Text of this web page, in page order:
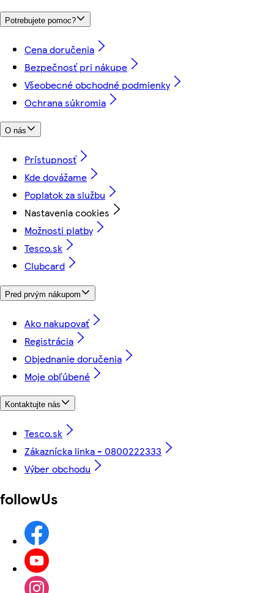
Potrebujete pomoc?
Cena doručenia
Bezpečnosť pri nákupe
Všeobecné obchodné podmienky
Ochrana súkromia
O nás
Prístupnosť
Kde dovážame
Poplatok za službu
Nastavenia cookies
Možnosti platby
Tesco.sk
Clubcard
Pred prvým nákupom
Ako nakupovať
Registrácia
Objednanie doručenia
Moje obľúbené
Kontaktujte nás
Tesco.sk
Zákaznícka linka - 0800222333
Výber obchodu
followUs